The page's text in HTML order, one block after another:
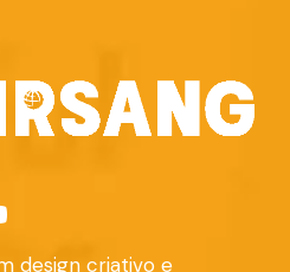
design criativo e